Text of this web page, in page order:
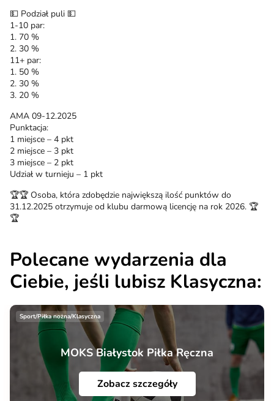
💵 Podział puli 💵
1-10 par:
1. 70 %
2. 30 %
11+ par:
1. 50 %
2. 30 %
3. 20 %
AMA 09-12.2025
Punktacja:
1 miejsce – 4 pkt
2 miejsce – 3 pkt
3 miejsce – 2 pkt
Udział w turnieju – 1 pkt
🏆🏆 Osoba, która zdobędzie największą ilość punktów do
31.12.2025 otrzymuje od klubu darmową licencję na rok 2026. 🏆
🏆
Polecane wydarzenia dla
Ciebie, jeśli lubisz Klasyczna:
Sport/Piłka nożna/Klasyczna
MOKS Białystok Piłka Ręczna
Zobacz szczegóły